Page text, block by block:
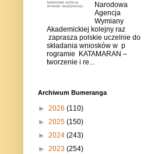
Narodowa
Agencja
Wymiany
Akademickiej kolejny raz
zaprasza polskie uczelnie do
składania wniosków w p
rogramie KATAMARAN –
tworzenie i re...
Archiwum Bumeranga
► 2026 (110)
► 2025 (150)
► 2024 (243)
► 2023 (254)